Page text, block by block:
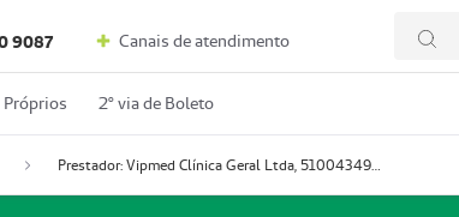
9087 Canais de atendimento
Próprios 2º via de Boleto
Prestador: Vipmed Clínica Geral Ltda, 51004349-0 (Nome Fantasia: Policlínica Master)